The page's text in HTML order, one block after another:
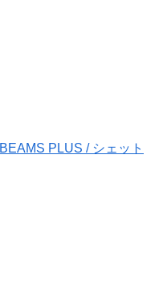
BEAMS PLUS / シェット